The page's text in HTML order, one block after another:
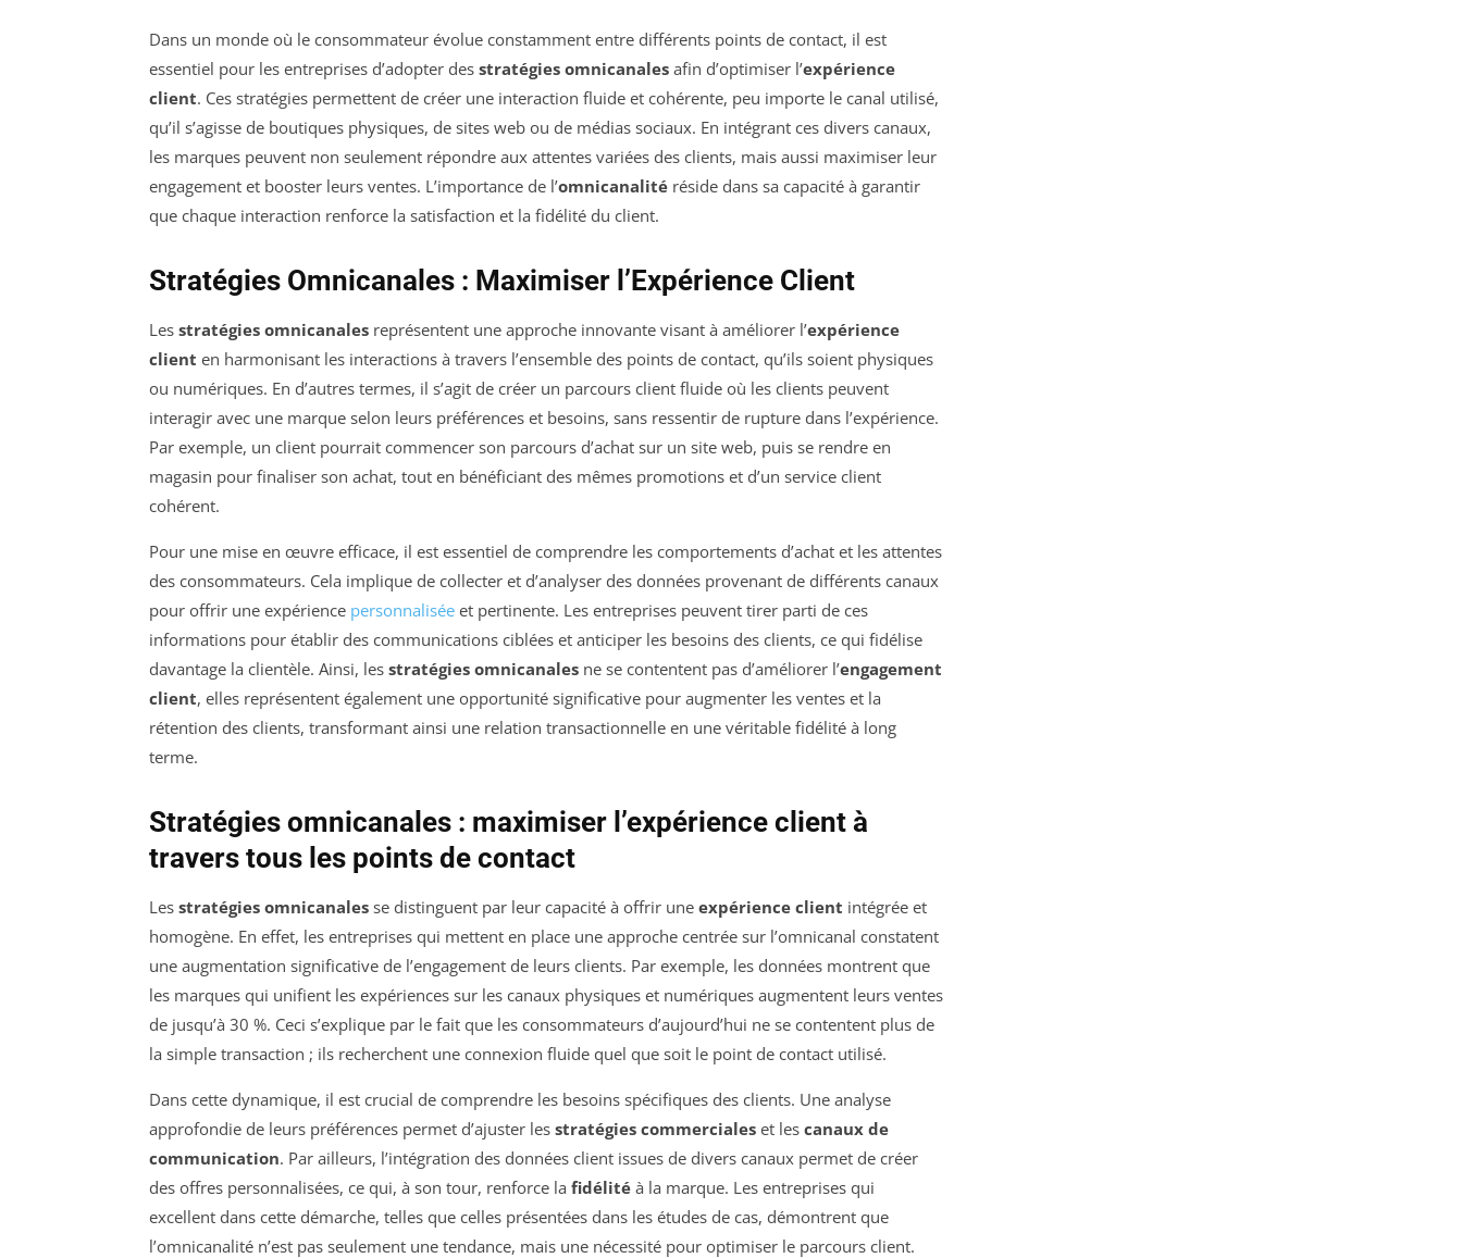
Dans un monde où le consommateur évolue constamment entre différents points de contact, il est
essentiel pour les entreprises d’adopter des stratégies omnicanales afin d’optimiser l’expérience
client. Ces stratégies permettent de créer une interaction fluide et cohérente, peu importe le canal utilisé,
qu’il s’agisse de boutiques physiques, de sites web ou de médias sociaux. En intégrant ces divers canaux,
les marques peuvent non seulement répondre aux attentes variées des clients, mais aussi maximiser leur
engagement et booster leurs ventes. L’importance de l’omnicanalité réside dans sa capacité à garantir
que chaque interaction renforce la satisfaction et la fidélité du client.
Stratégies Omnicanales : Maximiser l’Expérience Client
Les stratégies omnicanales représentent une approche innovante visant à améliorer l’expérience
client en harmonisant les interactions à travers l’ensemble des points de contact, qu’ils soient physiques
ou numériques. En d’autres termes, il s’agit de créer un parcours client fluide où les clients peuvent
interagir avec une marque selon leurs préférences et besoins, sans ressentir de rupture dans l’expérience.
Par exemple, un client pourrait commencer son parcours d’achat sur un site web, puis se rendre en
magasin pour finaliser son achat, tout en bénéficiant des mêmes promotions et d’un service client
cohérent.
Pour une mise en œuvre efficace, il est essentiel de comprendre les comportements d’achat et les attentes
des consommateurs. Cela implique de collecter et d’analyser des données provenant de différents canaux
pour offrir une expérience personnalisée et pertinente. Les entreprises peuvent tirer parti de ces
informations pour établir des communications ciblées et anticiper les besoins des clients, ce qui fidélise
davantage la clientèle. Ainsi, les stratégies omnicanales ne se contentent pas d’améliorer l’engagement
client, elles représentent également une opportunité significative pour augmenter les ventes et la
rétention des clients, transformant ainsi une relation transactionnelle en une véritable fidélité à long
terme.
Stratégies omnicanales : maximiser l’expérience client à
travers tous les points de contact
Les stratégies omnicanales se distinguent par leur capacité à offrir une expérience client intégrée et
homogène. En effet, les entreprises qui mettent en place une approche centrée sur l’omnicanal constatent
une augmentation significative de l’engagement de leurs clients. Par exemple, les données montrent que
les marques qui unifient les expériences sur les canaux physiques et numériques augmentent leurs ventes
de jusqu’à 30 %. Ceci s’explique par le fait que les consommateurs d’aujourd’hui ne se contentent plus de
la simple transaction ; ils recherchent une connexion fluide quel que soit le point de contact utilisé.
Dans cette dynamique, il est crucial de comprendre les besoins spécifiques des clients. Une analyse
approfondie de leurs préférences permet d’ajuster les stratégies commerciales et les canaux de
communication. Par ailleurs, l’intégration des données client issues de divers canaux permet de créer
des offres personnalisées, ce qui, à son tour, renforce la fidélité à la marque. Les entreprises qui
excellent dans cette démarche, telles que celles présentées dans les études de cas, démontrent que
l’omnicanalité n’est pas seulement une tendance, mais une nécessité pour optimiser le parcours client.